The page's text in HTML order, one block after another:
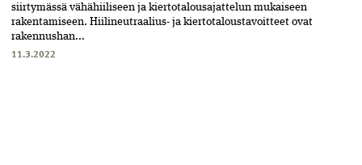
siirtymässä vähähiiliseen ja kiertotalousajattelun mukaiseen
rakentamiseen. Hiili­neutraalius- ja kiertotalous­tavoitteet ovat
rakennushan...
11.3.2022